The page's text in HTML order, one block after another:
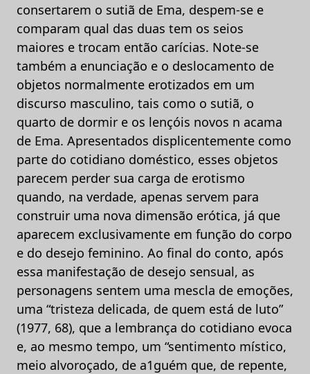
consertarem o sutiã de Ema, despem-se e
comparam qual das duas tem os seios
maiores e trocam então carícias. Note-se
também a enunciação e o deslocamento de
objetos normalmente erotizados em um
discurso masculino, tais como o sutiã, o
quarto de dormir e os lençóis novos n acama
de Ema. Apresentados displicentemente como
parte do cotidiano doméstico, esses objetos
parecem perder sua carga de erotismo
quando, na verdade, apenas servem para
construir uma nova dimensão erótica, já que
aparecem exclusivamente em função do corpo
e do desejo feminino. Ao final do conto, após
essa manifestação de desejo sensual, as
personagens sentem uma mescla de emoções,
uma “tristeza delicada, de quem está de luto”
(1977, 68), que a lembrança do cotidiano evoca
e, ao mesmo tempo, um “sentimento místico,
meio alvoroçado, de a1guém que, de repente,